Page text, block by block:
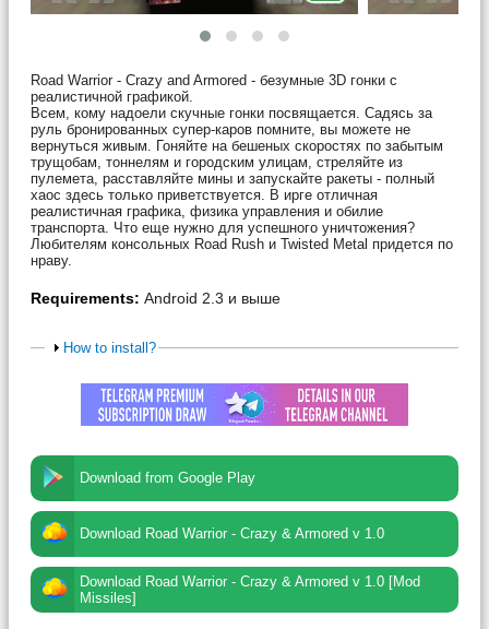
Road Warrior - Crazy and Armored - безумные 3D гонки с
реалистичной графикой.
Всем, кому надоели скучные гонки посвящается. Садясь за
руль бронированных супер-каров помните, вы можете не
вернуться живым. Гоняйте на бешеных скоростях по забытым
трущобам, тоннелям и городским улицам, стреляйте из
пулемета, расставляйте мины и запускайте ракеты - полный
хаос здесь только приветствуется. В ирге отличная
реалистичная графика, физика управления и обилие
транспорта. Что еще нужно для успешного уничтожения?
Любителям консольных Road Rush и Twisted Metal придется по
нраву.
Requirements: Android 2.3 и выше
How to install?
Download from Google Play
Download Road Warrior - Crazy & Armored v 1.0
Download Road Warrior - Crazy & Armored v 1.0 [Mod
Missiles]